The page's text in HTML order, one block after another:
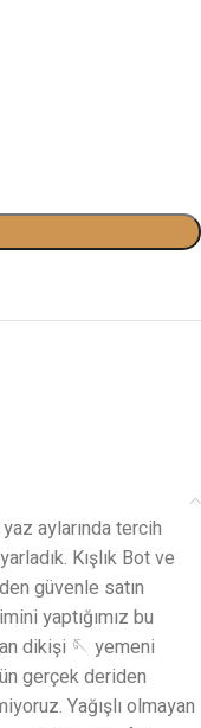
aylarında tercih
Kışlık Bot ve
güvenle satın
yaptığımız bu
dikişi 🪡 yemeni
gerçek deriden
Yağışlı olmayan